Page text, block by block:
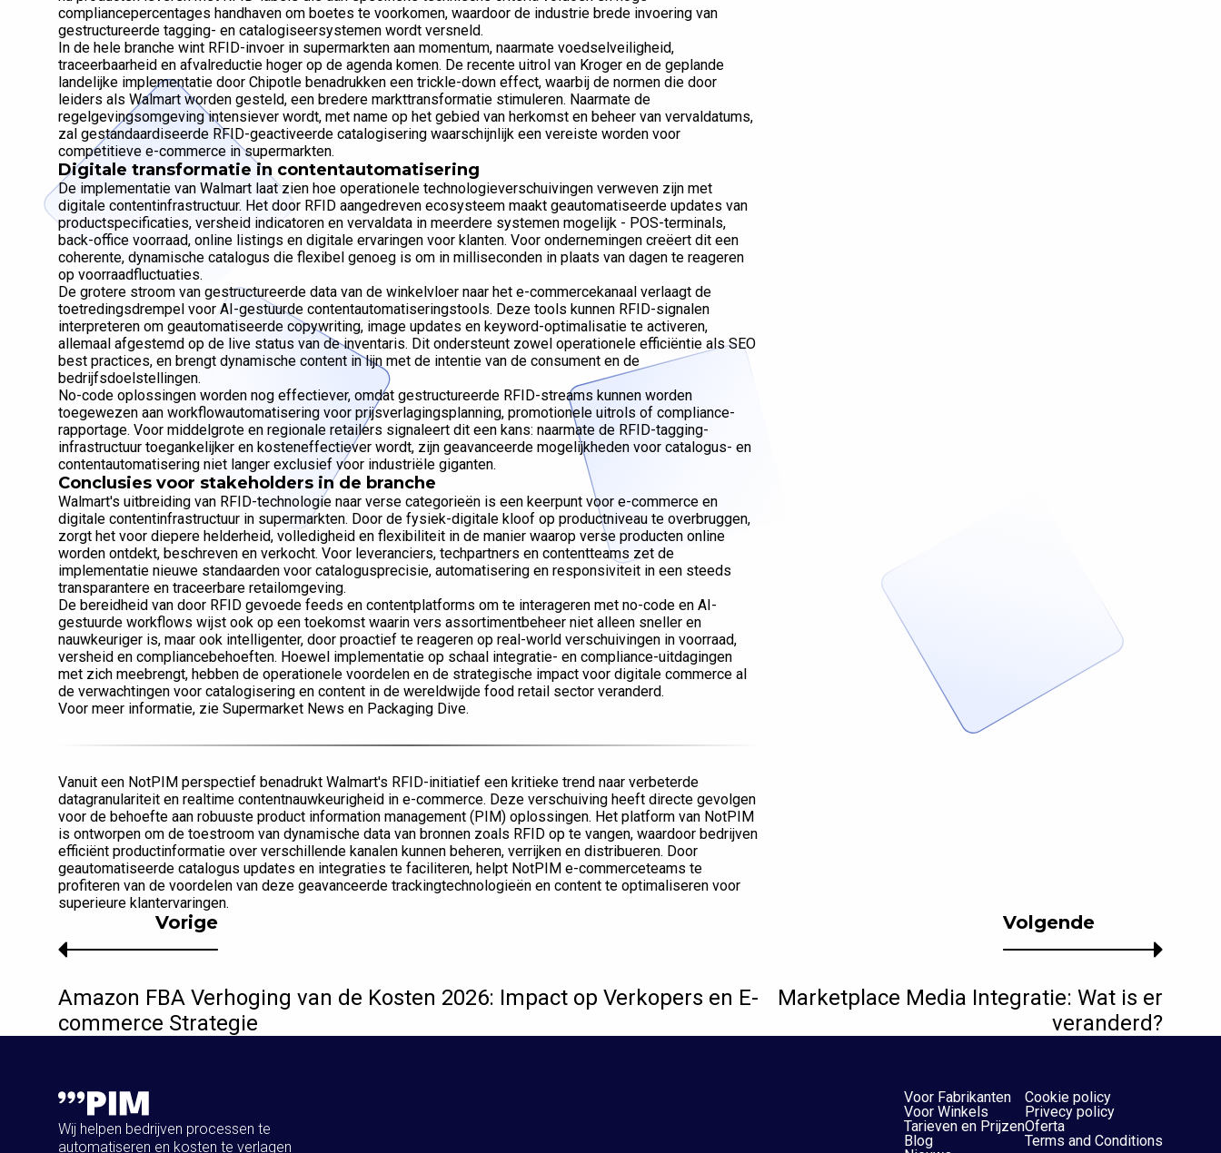
compliancepercentages handhaven om boetes te voorkomen, waardoor de industrie brede invoering van
gestructureerde tagging- en catalogiseersystemen wordt versneld.
In de hele branche wint RFID-invoer in supermarkten aan momentum, naarmate voedselveiligheid,
traceerbaarheid en afvalreductie hoger op de agenda komen. De recente uitrol van Kroger en de geplande
landelijke implementatie door Chipotle benadrukken een trickle-down effect, waarbij de normen die door
leiders als Walmart worden gesteld, een bredere markttransformatie stimuleren. Naarmate de
regelgevingsomgeving intensiever wordt, met name op het gebied van herkomst en beheer van vervaldatums,
zal gestandaardiseerde RFID-geactiveerde catalogisering waarschijnlijk een vereiste worden voor
competitieve e-commerce in supermarkten.
Digitale transformatie in contentautomatisering
De implementatie van Walmart laat zien hoe operationele technologieverschuivingen verweven zijn met
digitale contentinfrastructuur. Het door RFID aangedreven ecosysteem maakt geautomatiseerde updates van
productspecificaties, versheid indicatoren en vervaldata in meerdere systemen mogelijk - POS-terminals,
back-office voorraad, online listings en digitale ervaringen voor klanten. Voor ondernemingen creëert dit een
coherente, dynamische catalogus die flexibel genoeg is om in milliseconden in plaats van dagen te reageren
op voorraadfluctuaties.
De grotere stroom van gestructureerde data van de winkelvloer naar het e-commercekanaal verlaagt de
toetredingsdrempel voor AI-gestuurde contentautomatiseringstools. Deze tools kunnen RFID-signalen
interpreteren om geautomatiseerde copywriting, image updates en keyword-optimalisatie te activeren,
allemaal afgestemd op de live status van de inventaris. Dit ondersteunt zowel operationele efficiëntie als SEO
best practices, en brengt dynamische content in lijn met de intentie van de consument en de
bedrijfsdoelstellingen.
No-code oplossingen worden nog effectiever, omdat gestructureerde RFID-streams kunnen worden
toegewezen aan workflowautomatisering voor prijsverlagingsplanning, promotionele uitrols of compliance-
rapportage. Voor middelgrote en regionale retailers signaleert dit een kans: naarmate de RFID-tagging-
infrastructuur toegankelijker en kosteneffectiever wordt, zijn geavanceerde mogelijkheden voor catalogus- en
contentautomatisering niet langer exclusief voor industriële giganten.
Conclusies voor stakeholders in de branche
Walmart's uitbreiding van RFID-technologie naar verse categorieën is een keerpunt voor e-commerce en
digitale contentinfrastructuur in supermarkten. Door de fysiek-digitale kloof op productniveau te overbruggen,
zorgt het voor diepere helderheid, volledigheid en flexibiliteit in de manier waarop verse producten online
worden ontdekt, beschreven en verkocht. Voor leveranciers, techpartners en contentteams zet de
implementatie nieuwe standaarden voor catalogusprecisie, automatisering en responsiviteit in een steeds
transparantere en traceerbare retailomgeving.
De bereidheid van door RFID gevoede feeds en contentplatforms om te interageren met no-code en AI-
gestuurde workflows wijst ook op een toekomst waarin vers assortimentbeheer niet alleen sneller en
nauwkeuriger is, maar ook intelligenter, door proactief te reageren op real-world verschuivingen in voorraad,
versheid en compliancebehoeften. Hoewel implementatie op schaal integratie- en compliance-uitdagingen
met zich meebrengt, hebben de operationele voordelen en de strategische impact voor digitale commerce al
de verwachtingen voor catalogisering en content in de wereldwijde food retail sector veranderd.
Voor meer informatie, zie Supermarket News en Packaging Dive.
Vanuit een NotPIM perspectief benadrukt Walmart's RFID-initiatief een kritieke trend naar verbeterde
datagranulariteit en realtime contentnauwkeurigheid in e-commerce. Deze verschuiving heeft directe gevolgen
voor de behoefte aan robuuste product information management (PIM) oplossingen. Het platform van NotPIM
is ontworpen om de toestroom van dynamische data van bronnen zoals RFID op te vangen, waardoor bedrijven
efficiënt productinformatie over verschillende kanalen kunnen beheren, verrijken en distribueren. Door
geautomatiseerde catalogus updates en integraties te faciliteren, helpt NotPIM e-commerceteams te
profiteren van de voordelen van deze geavanceerde trackingtechnologieën en content te optimaliseren voor
superieure klantervaringen.
Volgende
Marketplace Media Integratie: Wat is er
veranderd?
Vorige
Amazon FBA Verhoging van de Kosten 2026: Impact op Verkopers en E-
commerce Strategie
Wij helpen bedrijven processen te
automatiseren en kosten te verlagen
Voor Fabrikanten
Voor Winkels
Tarieven en Prijzen
Blog
Cookie policy
Privecy policy
Oferta
Terms and Conditions